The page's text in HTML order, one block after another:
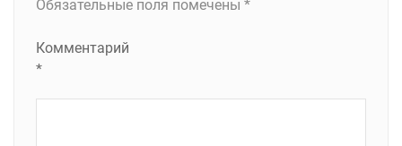
Обязательные поля помечены *
Комментарий
*